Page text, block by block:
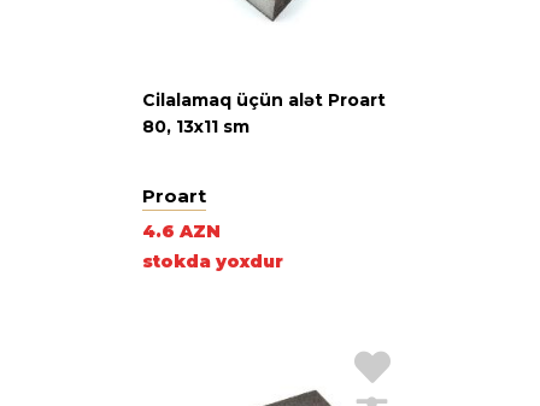
Cilalamaq üçün alət Proart
80, 13х11 sm
Proart
4.6 AZN
stokda yoxdur